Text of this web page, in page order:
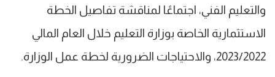
والتعليم الفني، اجتماعًا لمناقشة تفاصيل الخطة
الاستثمارية الخاصة بوزارة التعليم خلال العام المالي
2023/2022، والاحتياجات الضرورية لخطة عمل الوزارة.